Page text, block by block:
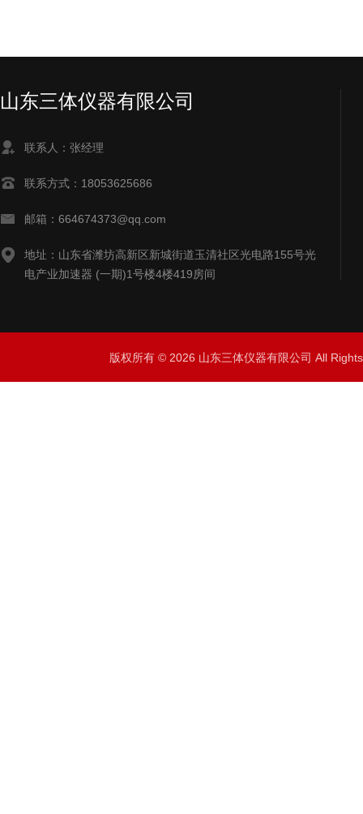
山东三体仪器有限公司
联系人：张经理
联系方式：18053625686
邮箱：664674373@qq.com
地址：山东省潍坊高新区新城街道玉清社区光电路155号光
电产业加速器 (一期)1号楼4楼419房间
版权所有 © 2026 山东三体仪器有限公司 All